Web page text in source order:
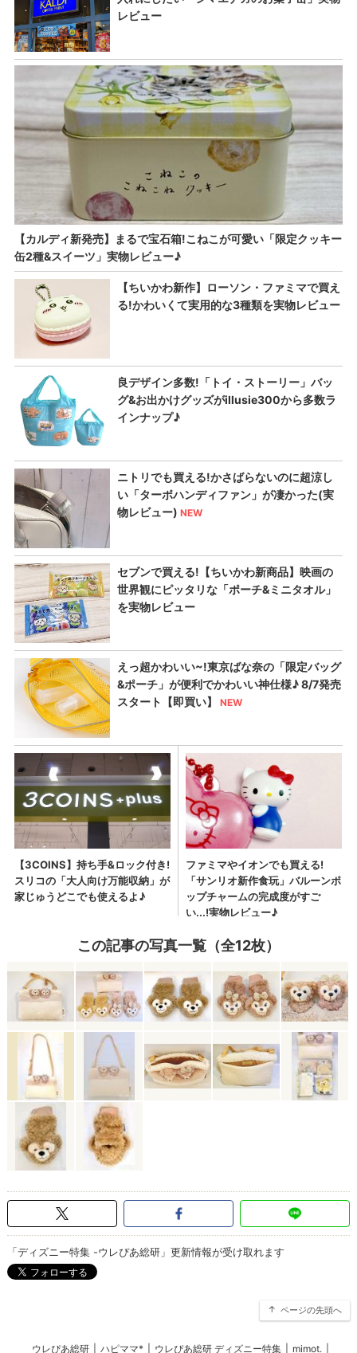
この記事の写真一覧（全12枚）
「ディズニー特集 -ウレぴあ総研」更新情報が受け取れます
ページの先頭へ
ウレぴあ総研 ハピママ* ウレぴあ総研 ディズニー特集 mimot.